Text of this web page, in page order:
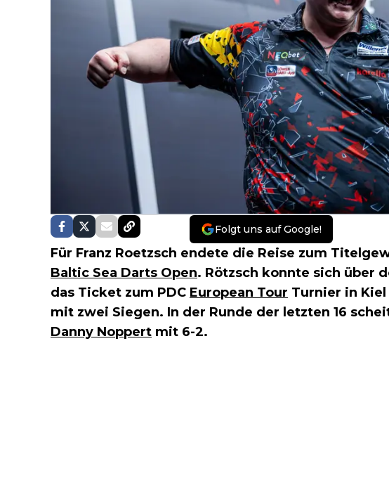
Folgt uns auf Google!
Für Franz Roetzsch endete die Reise zum
Baltic Sea Darts Open. Rötzsch konnte sich über
das Ticket zum PDC European Tour Turnier in
mit zwei Siegen. In der Runde der letzten 16
Danny Noppert mit 6-2.